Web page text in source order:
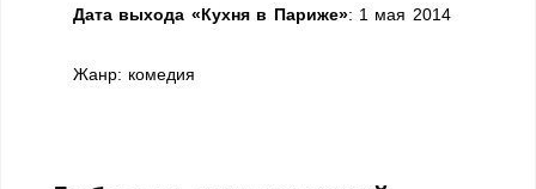
Дата выхода «Кухня в Париже»: 1 мая 2014
Жанр: комедия